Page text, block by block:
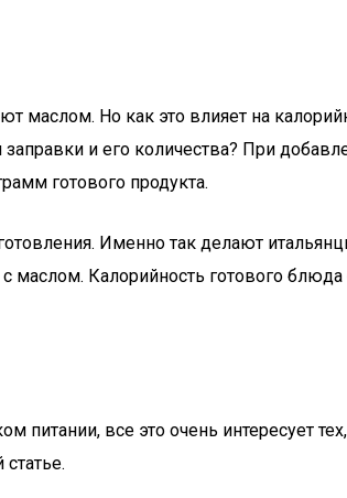
маслом. Но как это влияет на
и его количества? При
готового продукта.
Именно так делают
маслом. Калорийность готового
питании, все это очень интересует